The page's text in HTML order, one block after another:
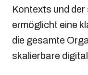
Kontexts und
ermöglicht eine
die gesamte
skalierbare